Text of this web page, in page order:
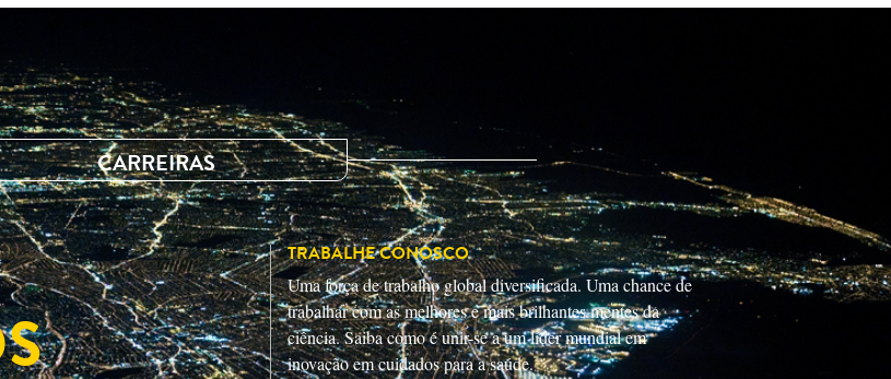
CARREIRAS
TRABALHE CONOSCO
Uma força de trabalho global diversificada. Uma chance de
trabalhar com as melhores e mais brilhantes mentes da
ciência. Saiba como é unir-se a um líder mundial em
inovação em cuidados para a saúde.